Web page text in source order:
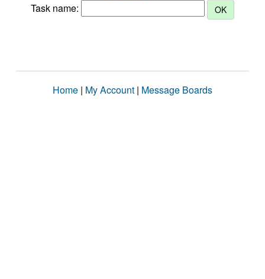
Task name:
Home | My Account | Message Boards